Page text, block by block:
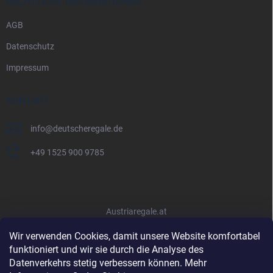
Wir verwenden Cookies, damit unsere Website komfortabel
funktioniert und wir sie durch die Analyse des
Datenverkehrs stetig verbessern können. Mehr
AGB
Datenschutz
Impressum
KONTAKT
info@deutscheregale.de
+49 1525 900 9785
Austriaregale.at